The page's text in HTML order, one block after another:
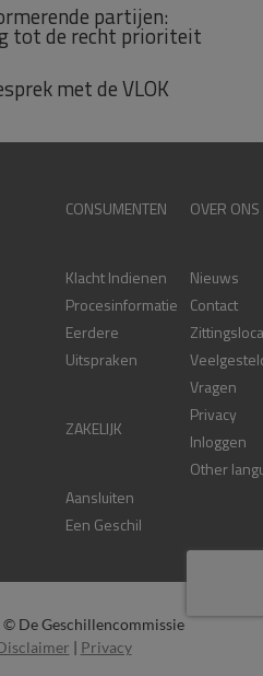
partijen:
tot de recht prioriteit
met de VLOK
CONSUMENTEN
Klacht Indienen
Procesinformatie
Eerdere
Uitspraken
ZAKELIJK
Aansluiten
Een Geschil
OVER ONS
Nieuws
Contact
Vragen
Privacy
Inloggen
Other
De Geschillencommissie
| Privacy